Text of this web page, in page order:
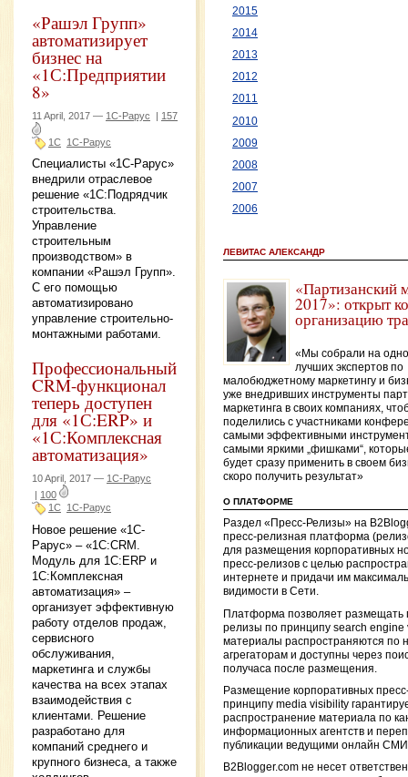
«Рашэл Групп»
автоматизирует
бизнес на
«1С:Предприятии
8»
11 April, 2017 — 1С-Рарус | 157
1С 1С-Рарус
Специалисты «1С-Рарус»
внедрили отраслевое
решение «1С:Подрядчик
строительства.
Управление
строительным
производством» в
компании «Рашэл Групп».
С его помощью
автоматизировано
управление строительно-
монтажными работами.
Профессиональный
CRM-функционал
теперь доступен
для «1С:ERP» и
«1С:Комплексная
автоматизация»
10 April, 2017 — 1С-Рарус
| 100
1С 1С-Рарус
Новое решение «1С-
Рарус» ‒ «1С:CRM.
Модуль для 1С:ERP и
1С:Комплексная
автоматизация» ‒
организует эффективную
работу отделов продаж,
сервисного
обслуживания,
маркетинга и службы
качества на всех этапах
взаимодействия с
клиентами. Решение
разработано для
компаний среднего и
крупного бизнеса, а также
2015
2014
2013
2012
2011
2010
2009
2008
2007
2006
ЛЕВИТАС АЛЕКСАНДР
«Партизанский
2017»: открыт
организацию
«Мы собрали на
лучших экспертов по
малобюджетному маркетингу и
уже внедривших инструменты
маркетинга в своих компаниях,
поделились с участниками
самыми эффективными
самыми яркими „фишками“,
будет сразу применить в своем
скоро получить результат»
О ПЛАТФОРМЕ
Раздел «Пресс-Релизы» на
пресс-релизная платформа
для размещения корпоративных
пресс-релизов с целью
интернете и придачи им
видимости в Сети.
Платформа позволяет размещать
релизы по принципу search engine
материалы распространяются по
агрегаторам и доступны через
получаса после размещения.
Размещение корпоративных
принципу media visibility
распространение материала по
информационных агентств и
публикации ведущими онлайн
B2Blogger.com не несет